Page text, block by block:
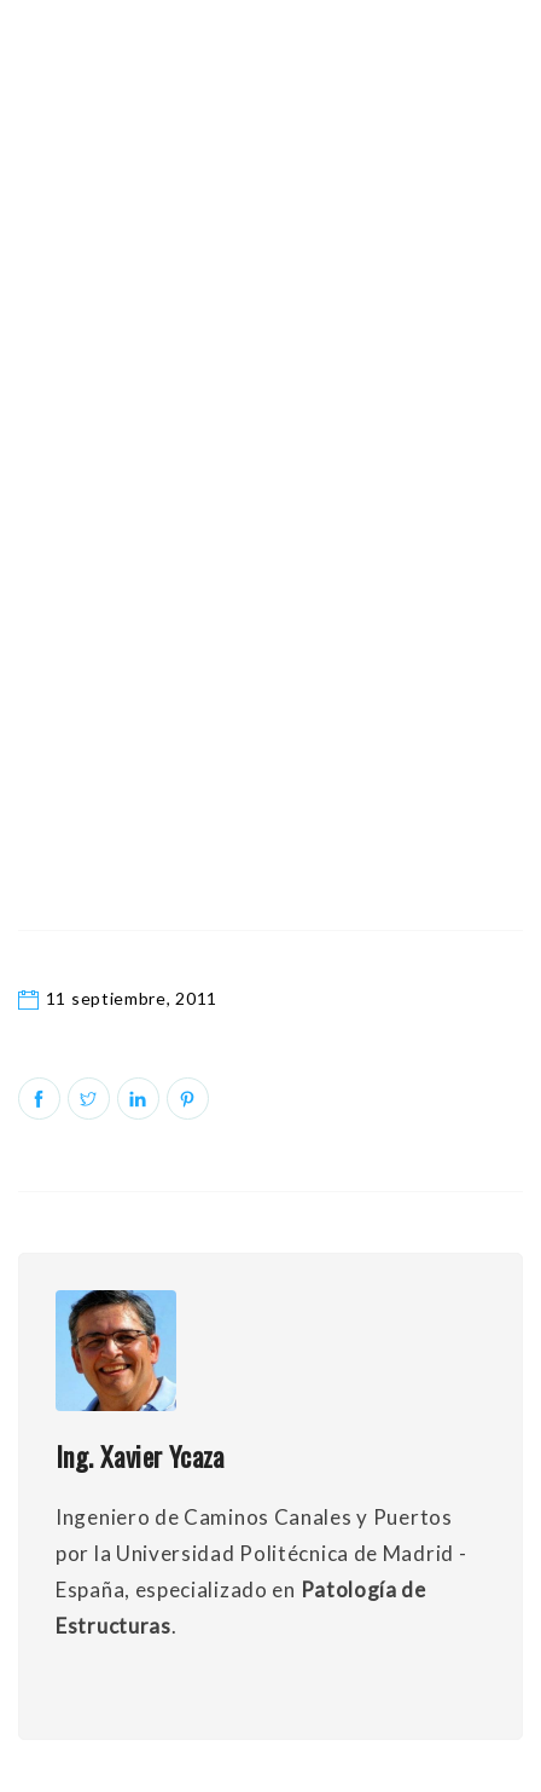
11 septiembre, 2011
Ing. Xavier Ycaza
Ingeniero de Caminos Canales y Puertos
por la Universidad Politécnica de Madrid -
España, especializado en Patología de
Estructuras.